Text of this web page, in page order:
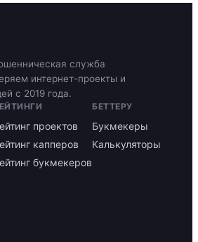
служба
интернет-проекты и
с 2019 года.
проектов
капперов
букмекеров
БЕТТЕРУ
Букмекеры
Калькуляторы